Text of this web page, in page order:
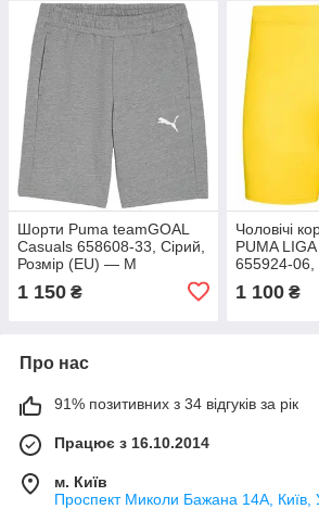
Шорти Puma teamGOAL
Casuals 658608-33, Сірий,
Розмір (EU) — M
1 150 ₴
Чоловічі
PUMA
655924-06,
1 100₴
Про нас
91% позитивних з 34 відгуків за рік
Працює з 16.10.2014
м. Київ
Проспект Миколи Бажана 14А, Київ,